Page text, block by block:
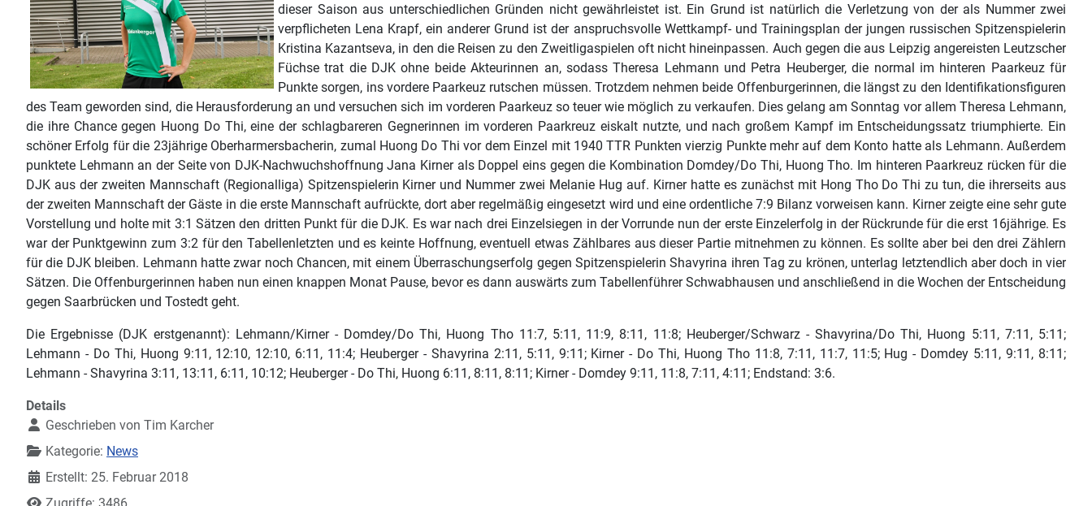
dieser Saison aus unterschiedlichen Gründen nicht gewährleistet ist. Ein Grund ist natürlich die Verletzung von der als Nummer zwei
verpflicheten Lena Krapf, ein anderer Grund ist der anspruchsvolle Wettkampf- und Trainingsplan der jungen russischen Spitzenspielerin
Kristina Kazantseva, in den die Reisen zu den Zweitligaspielen oft nicht hineinpassen. Auch gegen die aus Leipzig angereisten Leutzscher
Füchse trat die DJK ohne beide Akteurinnen an, sodass Theresa Lehmann und Petra Heuberger, die normal im hinteren Paarkeuz für
Punkte sorgen, ins vordere Paarkeuz rutschen müssen. Trotzdem nehmen beide Offenburgerinnen, die längst zu den Identifikationsfiguren
des Team geworden sind, die Herausforderung an und versuchen sich im vorderen Paarkeuz so teuer wie möglich zu verkaufen. Dies gelang am Sonntag vor allem Theresa Lehmann,
die ihre Chance gegen Huong Do Thi, eine der schlagbareren Gegnerinnen im vorderen Paarkreuz eiskalt nutzte, und nach großem Kampf im Entscheidungssatz triumphierte. Ein
schöner Erfolg für die 23jährige Oberharmersbacherin, zumal Huong Do Thi vor dem Einzel mit 1940 TTR Punkten vierzig Punkte mehr auf dem Konto hatte als Lehmann. Außerdem
punktete Lehmann an der Seite von DJK-Nachwuchshoffnung Jana Kirner als Doppel eins gegen die Kombination Domdey/Do Thi, Huong Tho. Im hinteren Paarkreuz rücken für die
DJK aus der zweiten Mannschaft (Regionalliga) Spitzenspielerin Kirner und Nummer zwei Melanie Hug auf. Kirner hatte es zunächst mit Hong Tho Do Thi zu tun, die ihrerseits aus
der zweiten Mannschaft der Gäste in die erste Mannschaft aufrückte, dort aber regelmäßig eingesetzt wird und eine ordentliche 7:9 Bilanz vorweisen kann. Kirner zeigte eine sehr gute
Vorstellung und holte mit 3:1 Sätzen den dritten Punkt für die DJK. Es war nach drei Einzelsiegen in der Vorrunde nun der erste Einzelerfolg in der Rückrunde für die erst 16jährige. Es
war der Punktgewinn zum 3:2 für den Tabellenletzten und es keinte Hoffnung, eventuell etwas Zählbares aus dieser Partie mitnehmen zu können. Es sollte aber bei den drei Zählern
für die DJK bleiben. Lehmann hatte zwar noch Chancen, mit einem Überraschungserfolg gegen Spitzenspielerin Shavyrina ihren Tag zu krönen, unterlag letztendlich aber doch in vier
Sätzen. Die Offenburgerinnen haben nun einen knappen Monat Pause, bevor es dann auswärts zum Tabellenführer Schwabhausen und anschließend in die Wochen der Entscheidung
gegen Saarbrücken und Tostedt geht.
Die Ergebnisse (DJK erstgenannt): Lehmann/Kirner - Domdey/Do Thi, Huong Tho 11:7, 5:11, 11:9, 8:11, 11:8; Heuberger/Schwarz - Shavyrina/Do Thi, Huong 5:11, 7:11, 5:11;
Lehmann - Do Thi, Huong 9:11, 12:10, 12:10, 6:11, 11:4; Heuberger - Shavyrina 2:11, 5:11, 9:11; Kirner - Do Thi, Huong Tho 11:8, 7:11, 11:7, 11:5; Hug - Domdey 5:11, 9:11, 8:11;
Lehmann - Shavyrina 3:11, 13:11, 6:11, 10:12; Heuberger - Do Thi, Huong 6:11, 8:11, 8:11; Kirner - Domdey 9:11, 11:8, 7:11, 4:11; Endstand: 3:6.
Details
Geschrieben von Tim Karcher
Kategorie: News
Erstellt: 25. Februar 2018